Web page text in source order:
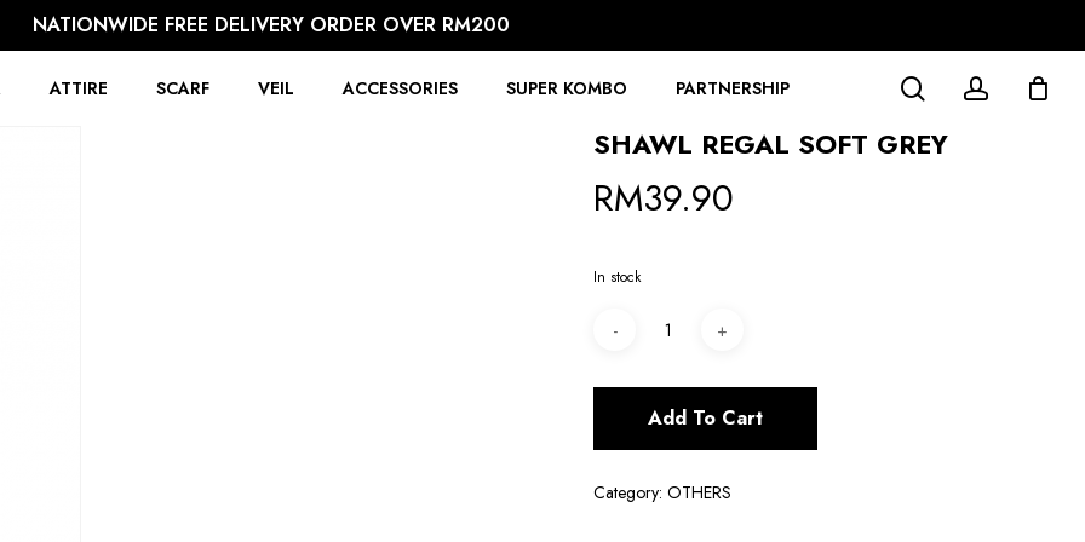
NATIONWIDE FREE DELIVERY ORDER OVER RM200
ATTIRE SCARF VEIL ACCESSORIES SUPER KOMBO PARTNERSHIP searchaccount
SHAWL REGAL SOFT GREY
RM39.90
In stock
Add To Cart
Category:OTHERS